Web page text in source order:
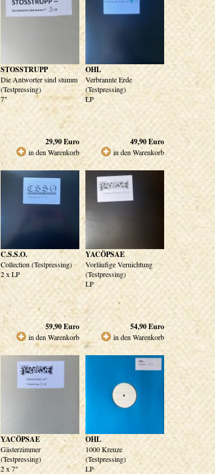
STOSSTRUPP
Die Antworter sind stumm
(Testpressing)
7"
29,90Euro
in den Warenkorb
OHL
Verbrannte Erde
(Testpressing)
LP
49,90Euro
in den Warenkorb
C.S.S.O.
Collection (Testpressing)
2 x LP
59,90Euro
in den Warenkorb
YACÖPSAE
Vorläufige Vernichtung
(Testpressing)
LP
54,90Euro
in den Warenkorb
YACÖPSAE
Gästerzimmer
(Testpressing)
2 x 7"
OHL
1000 Kreuze
(Testpressing)
LP